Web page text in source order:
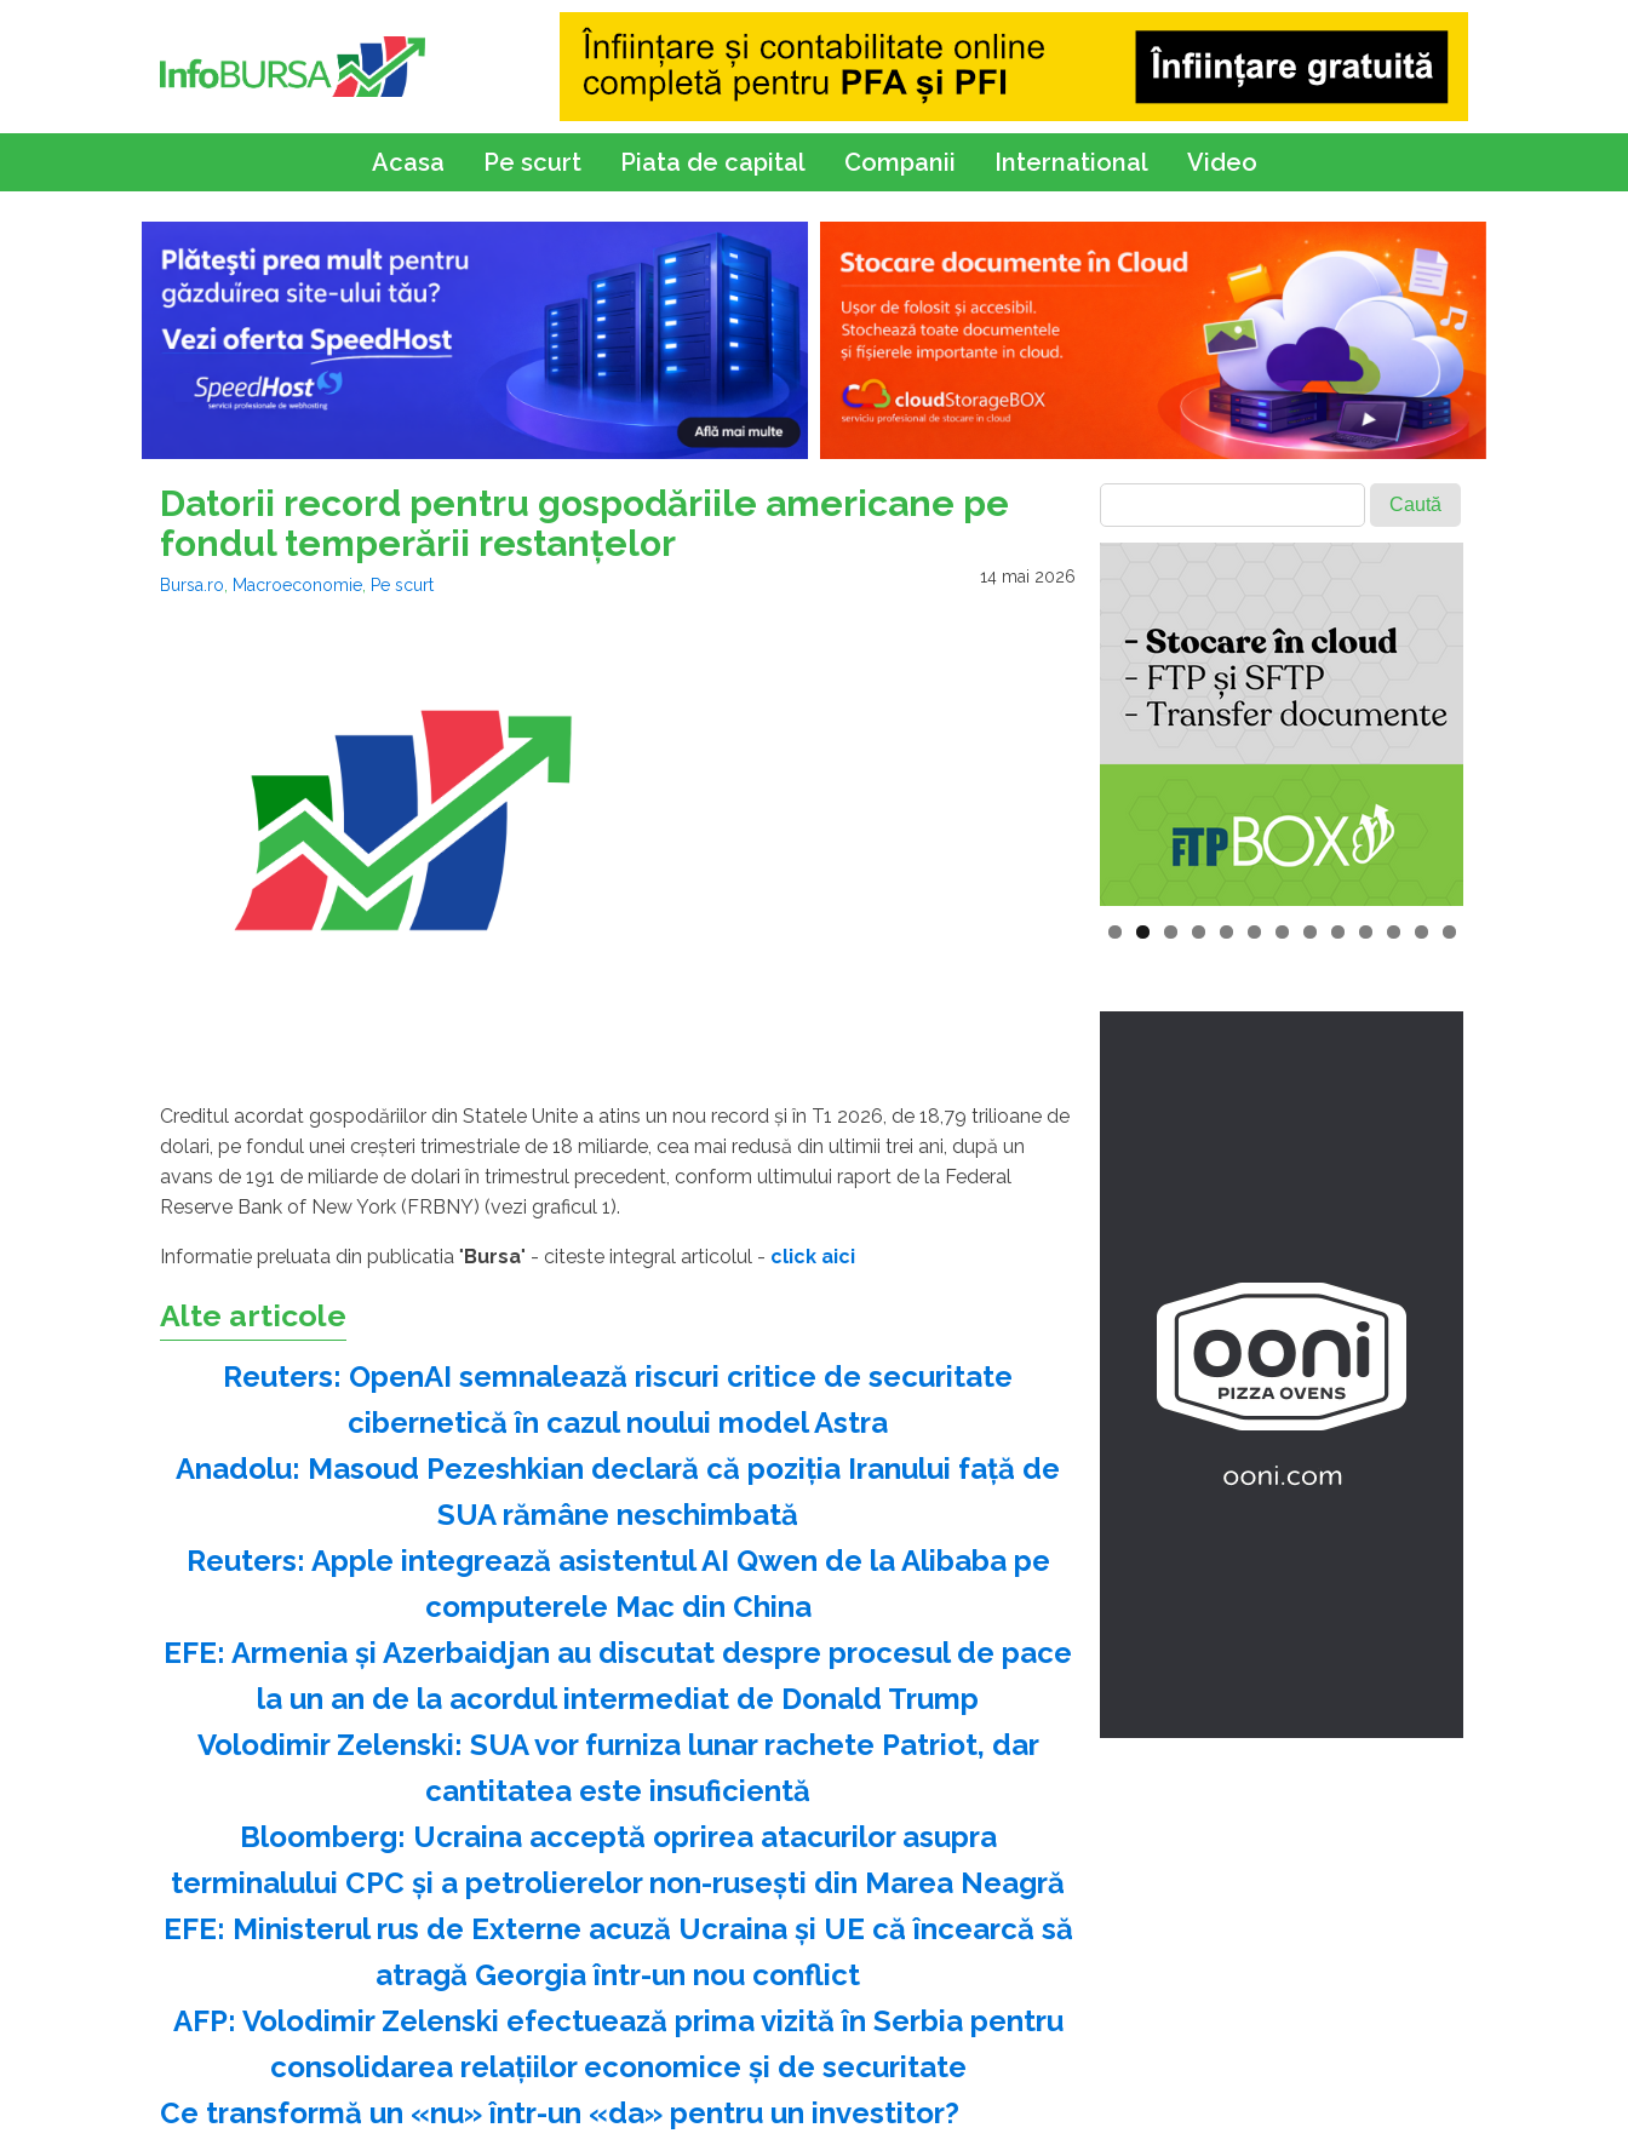
Acasa Pe scurt Piata de capital Companii International Video
Datorii record pentru gospodăriile americane pe
fondul temperării restanţelor
Bursa.ro Macroeconomie Pe scurt 14 mai 2026
Creditul acordat gospodăriilor din Statele Unite a atins un nou record şi în T1 2026, de 18,79 trilioane de
dolari, pe fondul unei creşteri trimestriale de 18 miliarde, cea mai redusă din ultimii trei ani, după un
avans de 191 de miliarde de dolari în trimestrul precedent, conform ultimului raport de la Federal
Reserve Bank of New York (FRBNY) (vezi graficul 1).
Informatie preluata din publicatia " Bursa" - citeste integral articolul - click aici
Alte articole
Reuters: OpenAI semnalează riscuri critice de securitate
cibernetică în cazul noului model Astra
Anadolu: Masoud Pezeshkian declară că poziţia Iranului faţă de
SUA rămâne neschimbată
Reuters: Apple integrează asistentul AI Qwen de la Alibaba pe
computerele Mac din China
EFE: Armenia şi Azerbaidjan au discutat despre procesul de pace
la un an de la acordul intermediat de Donald Trump
Volodimir Zelenski: SUA vor furniza lunar rachete Patriot, dar
cantitatea este insuficientă
Bloomberg: Ucraina acceptă oprirea atacurilor asupra
terminalului CPC şi a petrolierelor non-ruseşti din Marea Neagră
EFE: Ministerul rus de Externe acuză Ucraina şi UE că încearcă să
atragă Georgia într-un nou conflict
AFP: Volodimir Zelenski efectuează prima vizită în Serbia pentru
consolidarea relaţiilor economice şi de securitate
Ce transformă un «nu» într-un «da» pentru un investitor?